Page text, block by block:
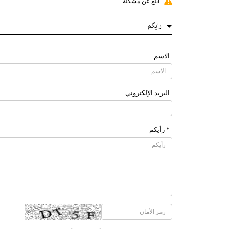
رایکم
الاسم
البرید الإلکتروني
* رأیکم